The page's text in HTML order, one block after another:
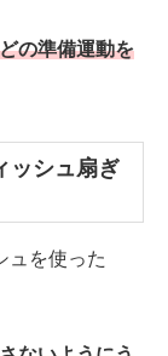
の準備運動を
ッシュ扇ぎ
ュを使った